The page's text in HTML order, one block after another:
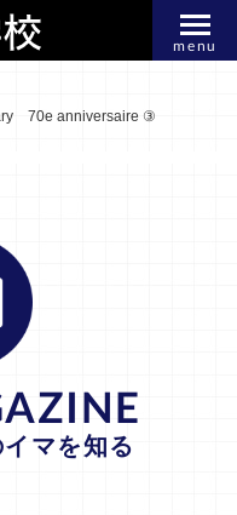
menu
70e anniversaire ③
マを知る